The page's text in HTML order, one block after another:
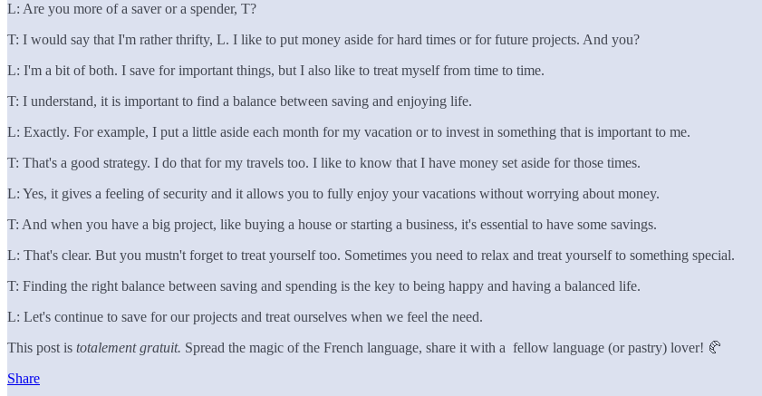
L: Are you more of a saver or a spender, T?
T: I would say that I'm rather thrifty, L. I like to put money aside for hard times or for future projects. And you?
L: I'm a bit of both. I save for important things, but I also like to treat myself from time to time.
T: I understand, it is important to find a balance between saving and enjoying life.
L: Exactly. For example, I put a little aside each month for my vacation or to invest in something that is important to me.
T: That's a good strategy. I do that for my travels too. I like to know that I have money set aside for those times.
L: Yes, it gives a feeling of security and it allows you to fully enjoy your vacations without worrying about money.
T: And when you have a big project, like buying a house or starting a business, it's essential to have some savings.
L: That's clear. But you mustn't forget to treat yourself too. Sometimes you need to relax and treat yourself to something special.
T: Finding the right balance between saving and spending is the key to being happy and having a balanced life.
L: Let's continue to save for our projects and treat ourselves when we feel the need.
This post is totalement gratuit. Spread the magic of the French language, share it with a fellow language (or pastry) lover! 🥐
Share